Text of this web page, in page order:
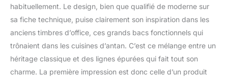
habituellement. Le design, bien que qualifié de moderne sur
sa fiche technique, puise clairement son inspiration dans les
anciens timbres d’office, ces grands bacs fonctionnels qui
trônaient dans les cuisines d’antan. C’est ce mélange entre un
héritage classique et des lignes épurées qui fait tout son
charme. La première impression est donc celle d’un produit